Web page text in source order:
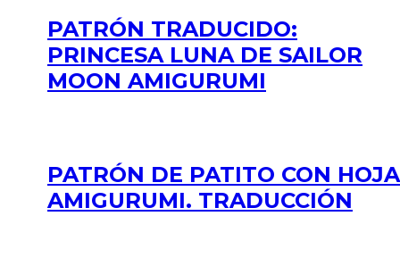
PATRÓN TRADUCIDO:
PRINCESA LUNA DE SAILOR
MOON AMIGURUMI
PATRÓN DE PATITO CON HOJA
AMIGURUMI. TRADUCCIÓN